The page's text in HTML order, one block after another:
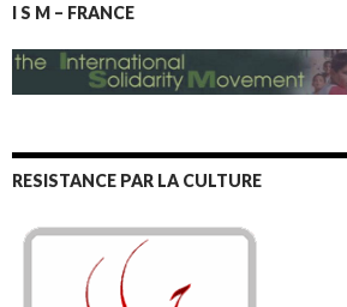
I S M – FRANCE
RESISTANCE PAR LA CULTURE